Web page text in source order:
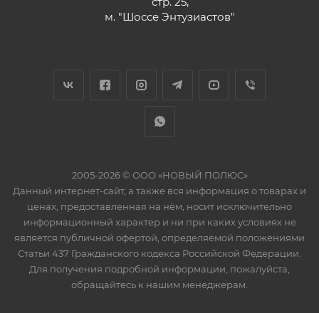
м. "Шоссе Энтузиастов"
2005-2026 © ООО «НОВЫЙ ПОЛЮС»
Данный интернет-сайт, а также вся информация о товарах и
ценах, предоставленная на нём, носит исключительно
информационный характер и ни при каких условиях не
является публичной офертой, определяемой положениями
Статьи 437 Гражданского кодекса Российской Федерации.
Для получения подробной информации, пожалуйста,
обращайтесь к нашим менеджерам.